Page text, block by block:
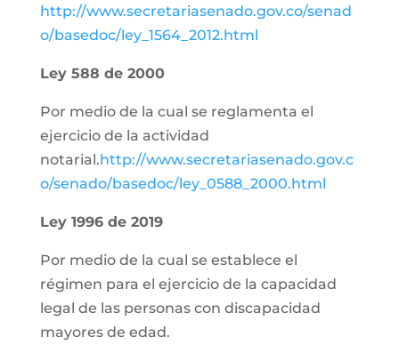
http://www.secretariasenado.gov.co/senad
o/basedoc/ley_1564_2012.html
Ley 588 de 2000
Por medio de la cual se reglamenta el
ejercicio de la actividad
notarial.http://www.secretariasenado.gov.c
o/senado/basedoc/ley_0588_2000.html
Ley 1996 de 2019
Por medio de la cual se establece el
régimen para el ejercicio de la capacidad
legal de las personas con discapacidad
mayores de edad.